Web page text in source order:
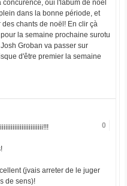
oui l'labum de noël
dans la bonne période, et
chants de noël! En clir çà
la semaine prochaine surotu
Groban va passer sur
d'être premier la semaine
0
(jvais arreter de le juger
de sens)!